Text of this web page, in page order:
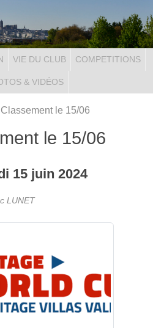
VIE DU CLUB COMPETITIONS
& VIDÉOS
le 15/06
le 15/06
15 juin 2024
LUNET